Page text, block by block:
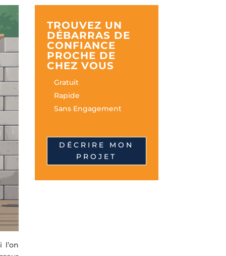
TROUVEZ UN
DÉBARRAS DE
CONFIANCE
PROCHE DE
CHEZ VOUS
Gratuit
Rapide
Sans Engagement
DÉCRIRE MON
PROJET